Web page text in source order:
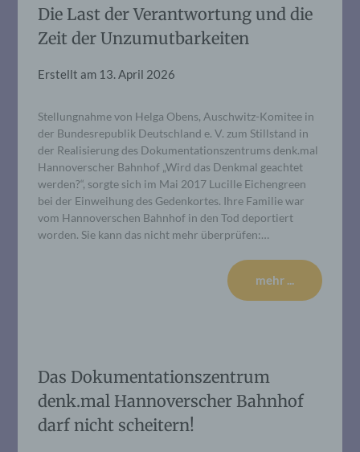
Die Last der Verantwortung und die
Zeit der Unzumutbarkeiten
Erstellt am 13. April 2026
Stellungnahme von Helga Obens, Auschwitz-Komitee in
der Bundesrepublik Deutschland e. V. zum Stillstand in
der Realisierung des Dokumentationszentrums denk.mal
Hannoverscher Bahnhof „Wird das Denkmal geachtet
werden?“, sorgte sich im Mai 2017 Lucille Eichengreen
bei der Einweihung des Gedenkortes. Ihre Familie war
vom Hannoverschen Bahnhof in den Tod deportiert
worden. Sie kann das nicht mehr überprüfen:…
mehr ...
Das Dokumentationszentrum
denk.mal Hannoverscher Bahnhof
darf nicht scheitern!